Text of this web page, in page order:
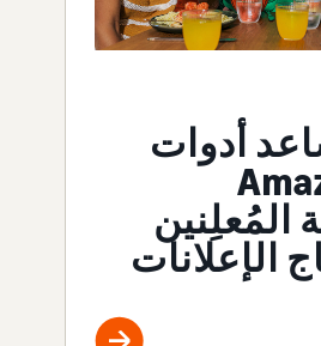
أدوات
المُعلِنين
الإعلانات